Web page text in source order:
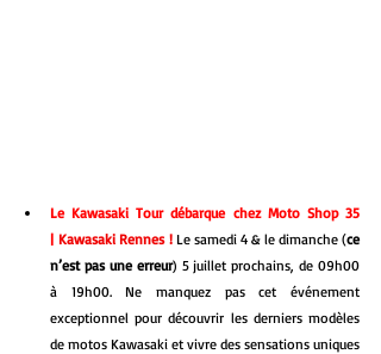
Le Kawasaki Tour débarque chez Moto Shop 35
| Kawasaki Rennes ! Le samedi 4 & le dimanche (ce
n’est pas une erreur) 5 juillet prochains, de 09h00
à 19h00. Ne manquez pas cet événement
exceptionnel pour découvrir les derniers modèles
de motos Kawasaki et vivre des sensations uniques